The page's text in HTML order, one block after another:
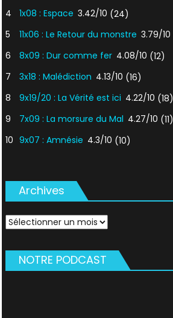
4
1x08 : Espace 3.42/10 (24)
5
11x06 : Le Retour du monstre 3.79/10
6
8x09 : Dur comme fer 4.08/10 (12)
7
3x18 : Malédiction 4.13/10 (16)
8
9x19/20 : La Vérité est ici 4.22/10 (18)
9
7x09 : La morsure du Mal 4.27/10 (11)
10 9x07 : Amnésie 4.3/10 (10)
Archives
Archives
NOTRE PODCAST